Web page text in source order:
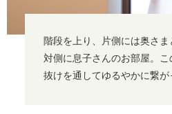
階段を上り、片側には奥さ
対側に息子さんのお部屋。こ
抜けを通してゆるやかに繋が